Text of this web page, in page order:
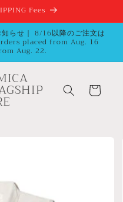
Fees
らせ｜ 8/16以降のご注文は
placed from Aug. 16
Aug. 22.
Carrello